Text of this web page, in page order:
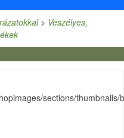
> Veszélyes,
sections/thumbnails/